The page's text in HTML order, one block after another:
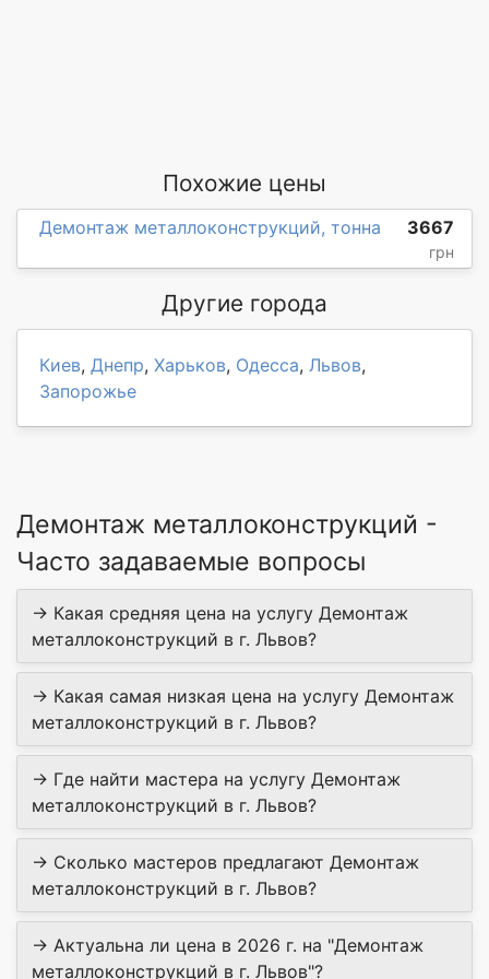
Похожие цены
Демонтаж металлоконструкций, тонна 3667
грн
Другие города
Киев, Днепр, Харьков, Одесса, Львов,
Запорожье
Демонтаж металлоконструкций -
Часто задаваемые вопросы
→ Какая средняя цена на услугу Демонтаж
металлоконструкций в г. Львов?
→ Какая самая низкая цена на услугу Демонтаж
металлоконструкций в г. Львов?
→ Где найти мастера на услугу Демонтаж
металлоконструкций в г. Львов?
→ Сколько мастеров предлагают Демонтаж
металлоконструкций в г. Львов?
→ Актуальна ли цена в 2026 г. на "Демонтаж
металлоконструкций в г. Львов"?